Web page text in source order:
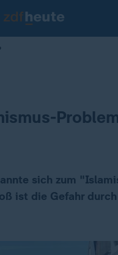
sich zum
ist die Gefahr